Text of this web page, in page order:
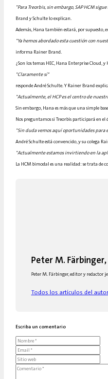
"Para Treorbis, sin embargo, SAP HCM
Brand y Schulte lo explican.
Además, Hana también estará, por supuesto,
"Ya hemos abordado esta cuestión con
informa Rainer Brand.
¿Son los temas HEC, Hana Enterprise Cloud,
"Claramente sí"
responde André Schulte. Y Rainer Brand
"Actualmente, el HCP es el centro de
Sin embargo, Hana es más que una simple
Nos preguntamos si Treorbis participará en
"Sin duda vemos aquí oportunidades para
André Schulte está convencido, y su colega
"Actualmente estamos invirtiendo en la
La HCM bimodal es una realidad: se trata de
Peter M.
Peter M. Färbinger, editor y redactor
Todos los artículos del autor
Escriba un comentario